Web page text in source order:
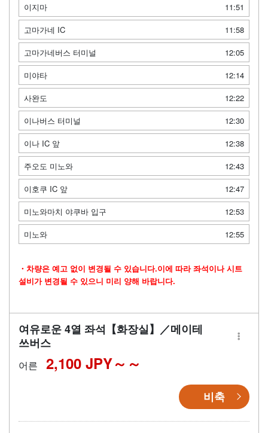
이지마
11:51
고마가네 IC
11:58
고마가네버스 터미널
12:05
미야타
12:14
사완도
12:22
이나버스 터미널
12:30
이나 IC 앞
12:38
주오도 미노와
12:43
이호쿠 IC 앞
12:47
미노와마치 야쿠바 입구
12:53
미노와
12:55
・차량은 예고 없이 변경될 수 있습니다.이에 따라 좌석이나 시트
설비가 변경될 수 있으니 미리 양해 바랍니다.
여유로운 4열 좌석【화장실】／메이테
쓰버스
어른 2,100 JPY～
비축